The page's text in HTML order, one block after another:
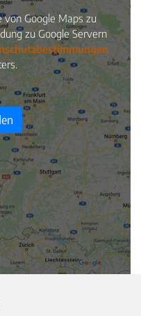
von Google Maps zu
zu Google Servern